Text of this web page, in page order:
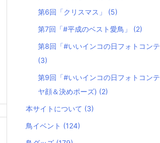
第6回「クリスマス」 (5)
第7回「#平成のベスト愛鳥」 (2)
第8回「#いいインコの日フォトコンテ
(3)
第9回「#いいインコの日フォトコン
ヤ顔＆決めポーズ) (2)
本サイトについて (3)
鳥イベント (124)